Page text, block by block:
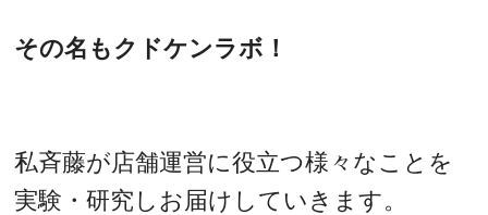
その名もクドケンラボ！
私斉藤が店舗運営に役立つ様々なことを
実験・研究しお届けしていきます。